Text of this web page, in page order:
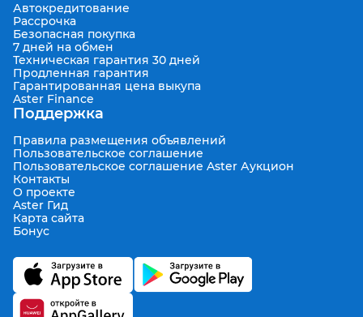
Автокредитование
Рассрочка
Безопасная покупка
7 дней на обмен
Техническая гарантия 30 дней
Продленная гарантия
Гарантированная цена выкупа
Aster Finance
Поддержка
Правила размещения объявлений
Пользовательское соглашение
Пользовательское соглашение Aster Аукцион
Контакты
О проекте
Aster Гид
Карта сайта
Бонус